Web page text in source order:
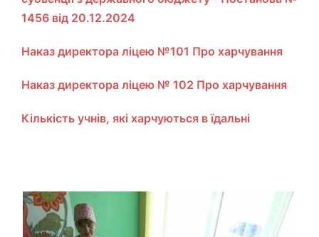
1456 від 20.12.2024
Наказ директора ліцею №101 Про харчування
Наказ директора ліцею № 102 Про харчування
Кількість учнів, які харчуються в їдальні